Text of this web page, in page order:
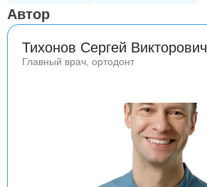
Автор
Тихонов Сергей Викторович
Главный врач, ортодонт